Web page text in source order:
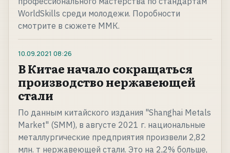
WorldSkills среди молодежи. Поробности
смотрите в сюжете ММК.
10.09.2021 08:26
В Китае начало сокращаться
производство нержавеющей
стали
По данным китайского издания "Shanghai Metals
Market" (SMM), в августе 2021 г. национальные
металлургические предприятия произвели 2,82
млн. т нержавеющей стали. Это на 2,2% больше,